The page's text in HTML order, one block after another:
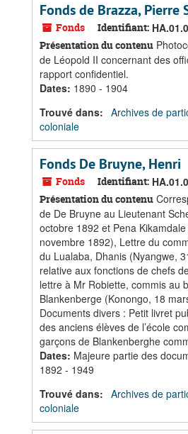
Fonds de Brazza, Pierre
Fonds Identifiant:
Présentation du contenu
de Léopold II concernant des
rapport confidentiel.
Dates: 1890 - 1904
Trouvé dans: Archives de
coloniale
Fonds De Bruyne, Henri
Fonds Identifiant:
Présentation du contenu
de De Bruyne au Lieutenant
octobre 1892 et Pena
novembre 1892), Lettre du
du Lualaba, Dhanis (Nyangwe,
relative aux fonctions de chefs
lettre à Mr Robiette, commis au
Blankenberge (Konongo, 18
Documents divers : Petit livret
des anciens élèves de l’école
garçons de Blankenberghe
Dates: Majeure partie des
1892 - 1949
Trouvé dans: Archives de
coloniale